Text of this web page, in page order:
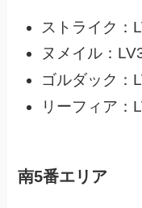
ストライク：
ヌメイル：
ゴルダック：
リーフィア：
南5番エリア